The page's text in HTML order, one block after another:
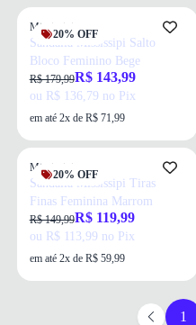
20% OFF
Mississipi
Sandália Mississipi Salto
Bloco Feminino Bege
R$ 179,99R$ 143,99
ou R$ 136,79 no Pix
em até 2x de R$ 71,99
20% OFF
Mississipi
Sandália Mississipi Tiras
Finas Feminina Marrom
R$ 149,99R$ 119,99
ou R$ 113,99 no Pix
em até 2x de R$ 59,99
1